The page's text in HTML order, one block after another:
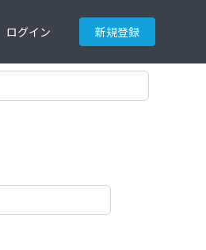
ログイン 新規登録